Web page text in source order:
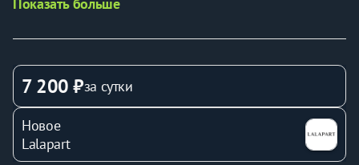
теплая и функциональная, идеально подходящая для
отдыха и работы. Здесь легко почувствовать себя
дома, наслаждаясь комфортом и визуальной
гармонией.
7 200 ₽за сутки
Новое
Lalapart